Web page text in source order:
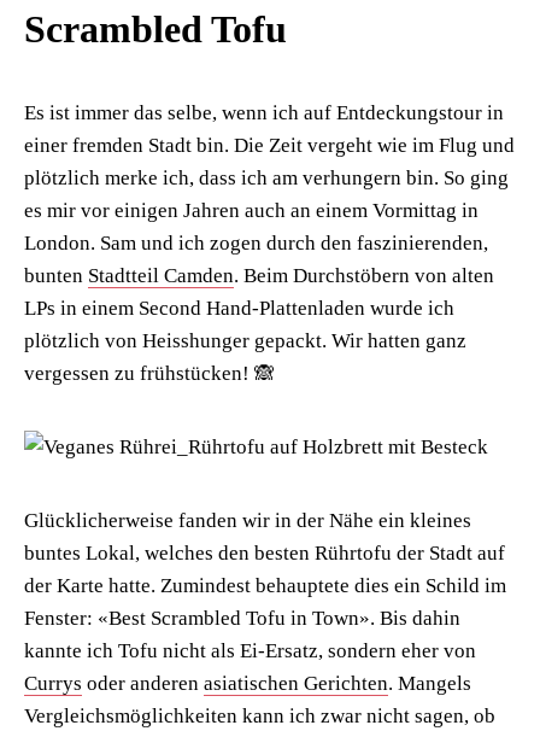
Scrambled Tofu
Es ist immer das selbe, wenn ich auf Entdeckungstour in
einer fremden Stadt bin. Die Zeit vergeht wie im Flug und
plötzlich merke ich, dass ich am verhungern bin. So ging
es mir vor einigen Jahren auch an einem Vormittag in
London. Sam und ich zogen durch den faszinierenden,
bunten Stadtteil Camden. Beim Durchstöbern von alten
LPs in einem Second Hand-Plattenladen wurde ich
plötzlich von Heisshunger gepackt. Wir hatten ganz
vergessen zu frühstücken! 🙈
Glücklicherweise fanden wir in der Nähe ein kleines
buntes Lokal, welches den besten Rührtofu der Stadt auf
der Karte hatte. Zumindest behauptete dies ein Schild im
Fenster: «Best Scrambled Tofu in Town». Bis dahin
kannte ich Tofu nicht als Ei-Ersatz, sondern eher von
Currys oder anderen asiatischen Gerichten. Mangels
Vergleichsmöglichkeiten kann ich zwar nicht sagen, ob